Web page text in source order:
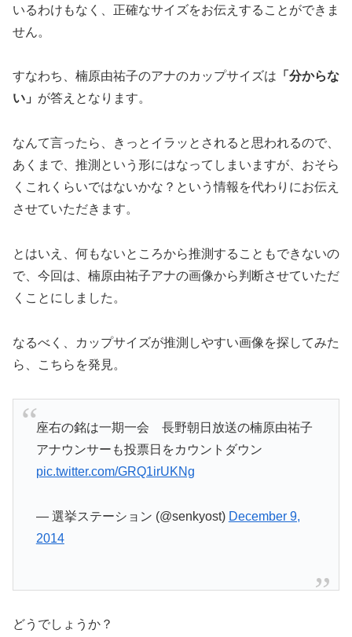
いるわけもなく、正確なサイズをお伝えすることができま
せん。
すなわち、楠原由祐子のアナのカップサイズは 「分からな
い」 が答えとなります。
なんて言ったら、きっとイラッとされると思われるので、
あくまで、推測という形にはなってしまいますが、おそら
くこれくらいではないかな？という情報を代わりにお伝え
させていただきます。
とはいえ、何もないところから推測することもできないの
で、今回は、楠原由祐子アナの画像から判断させていただ
くことにしました。
なるべく、カップサイズが推測しやすい画像を探してみた
ら、こちらを発見。
座右の銘は一期一会 長野朝日放送の楠原由祐子
アナウンサーも投票日をカウントダウン
pic.twitter.com/GRQ1irUKNg
— 選挙ステーション (@senkyost) December 9,
2014
どうでしょうか？